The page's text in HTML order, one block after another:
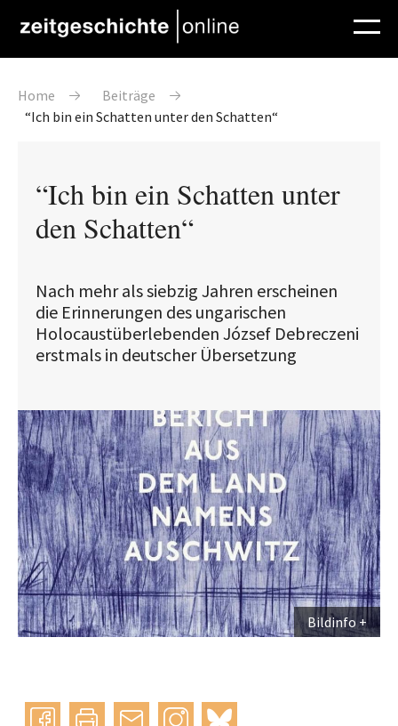
Pfadnavigation
Home
Beiträge
“Ich bin ein Schatten unter den Schatten“
“Ich bin ein Schatten unter
den Schatten“
Nach mehr als siebzig Jahren erscheinen
die Erinnerungen des ungarischen
Holocaustüberlebenden József Debreczeni
erstmals in deutscher Übersetzung
Bildinfo
Instagram
bluesky